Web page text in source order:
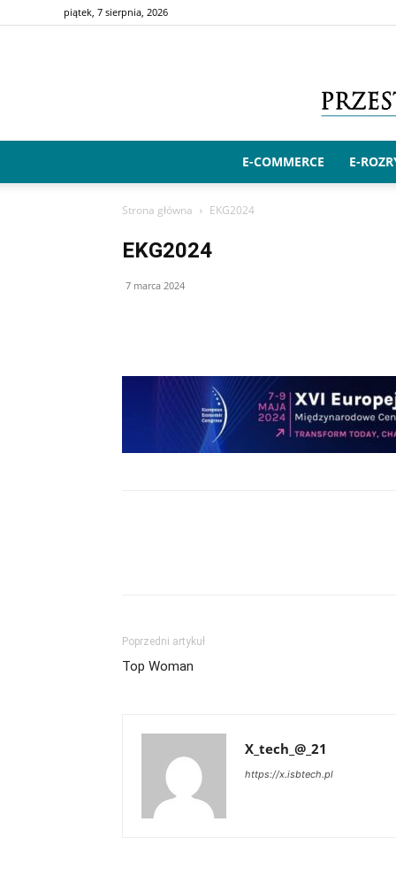
piątek, 7 sierpnia, 2026
E-COMMERCE E-
Strona główna EKG2024
EKG2024
7 marca 2024
Poprzedni artykuł
Top Woman
X_tech_@_21
https://x.isbtech.pl